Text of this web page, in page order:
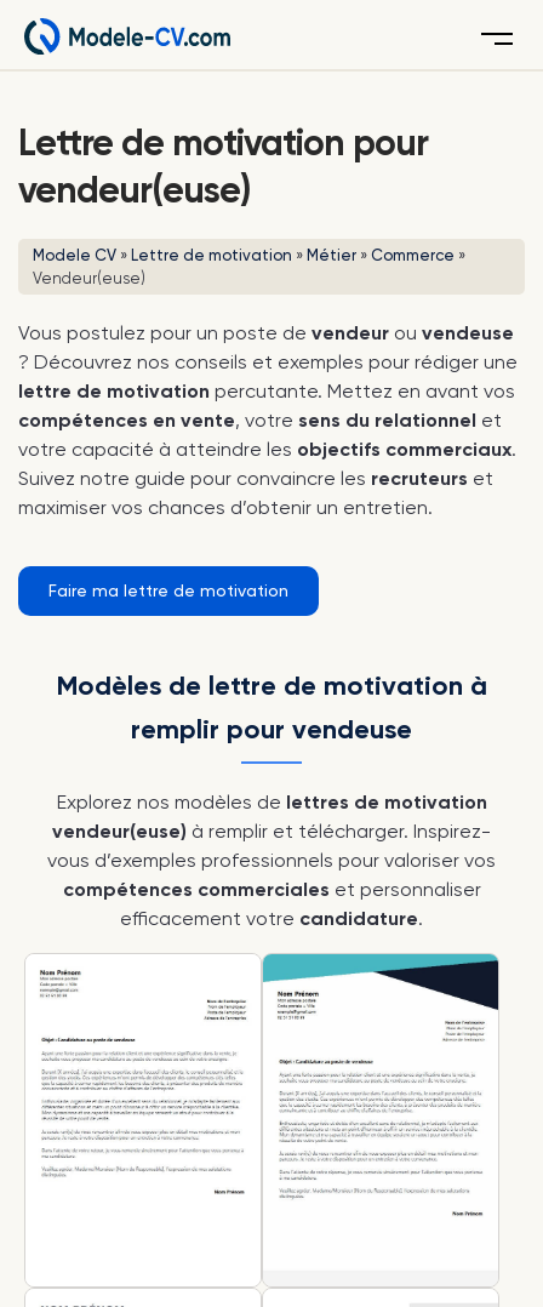
Menu
Lettre de motivation pour
vendeur(euse)
Modele CV » Lettre de motivation » Métier » Commerce »
Vendeur(euse)
Vous postulez pour un poste de vendeur ou vendeuse
? Découvrez nos conseils et exemples pour rédiger une
lettre de motivation percutante. Mettez en avant vos
compétences en vente, votre sens du relationnel et
votre capacité à atteindre les objectifs commerciaux.
Suivez notre guide pour convaincre les recruteurs et
maximiser vos chances d’obtenir un entretien.
Faire ma lettre de motivation
Modèles de lettre de motivation à
remplir pour vendeuse
Explorez nos modèles de lettres de motivation
vendeur(euse) à remplir et télécharger. Inspirez-
vous d’exemples professionnels pour valoriser vos
compétences commerciales et personnaliser
efficacement votre candidature.